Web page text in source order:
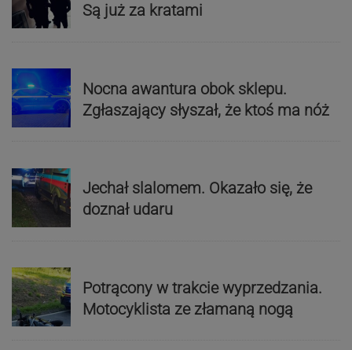
Są już za kratami
Nocna awantura obok sklepu.
Zgłaszający słyszał, że ktoś ma nóż
Jechał slalomem. Okazało się, że
doznał udaru
Potrącony w trakcie wyprzedzania.
Motocyklista ze złamaną nogą